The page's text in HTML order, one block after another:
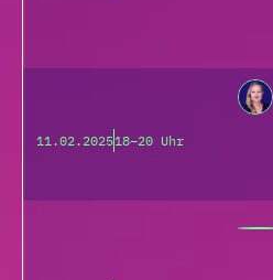
11.02.202518–20 Uhr